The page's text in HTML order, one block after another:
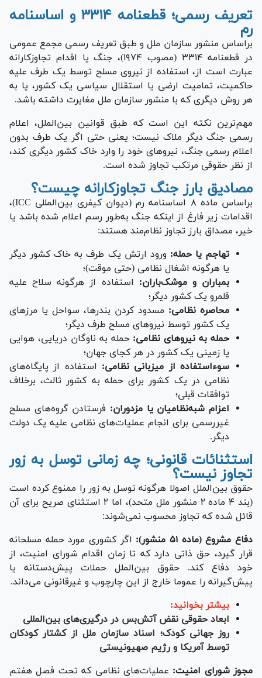
تعریف رسمی؛ قطعنامه ۳۳۱۴ و اساسنامه
رم
براساس منشور سازمان ملل و طبق تعریف رسمی مجمع عمومی
در قطعنامه ۳۳۱۴ (مصوب ۱۹۷۴)، جنگ یا اقدام تجاوزکارانه
عبارت است از، استفاده از نیروی مسلح توسط یک طرف علیه
حاکمیت، تمامیت ارضی یا استقلال سیاسی یک کشور، یا به
هر روش دیگری که با منشور سازمان ملل مغایرت داشته باشد.
مهم‌ترین نکته این است که طبق قوانین بین‌الملل، اعلام
رسمی جنگ دیگر ملاک نیست؛ یعنی حتی اگر یک طرف بدون
اعلام رسمی جنگ، نیرو‌های خود را وارد خاک کشور دیگری کند،
از نظر حقوقی مرتکب تجاوز شده است.
مصادیق بارز جنگ تجاوزکارانه چیست؟
براساس ماده ۸ اساسنامه رم (دیوان کیفری بین‌المللی ICC)،
اقدامات زیر فارغ از اینکه جنگ به‌طور رسم اعلام شده باشد یا
خیر، مصداق بارز تجاوز نظام‌مند هستند:
تهاجم یا حمله: ورود ارتش یک طرف به خاک کشور دیگر
یا هرگونه اشغال نظامی (حتی موقت)؛
بمباران و موشک‌باران: استفاده از هرگونه سلاح علیه
قلمرو یک کشور دیگر؛
محاصره نظامی: مسدود کردن بندرها، سواحل یا مرز‌های
یک کشور توسط نیرو‌های مسلح طرف دیگر؛
حمله به نیرو‌های نظامی: حمله به ناوگان دریایی، هوایی
یا زمینی یک کشور در هر کجای جهان؛
سوءاستفاده از میزبانی نظامی: استفاده از پایگاه‌های
نظامی در یک کشور برای حمله به کشور ثالث، برخلاف
توافقات قبلی؛
اعزام شبه‌نظامیان یا مزدوران: فرستادن گروه‌های مسلح
غیررسمی برای انجام عملیات‌های نظامی علیه یک دولت
دیگر.
استثنائات قانونی؛ چه زمانی توسل به زور
تجاوز نیست؟
حقوق بین‌الملل اصولا هرگونه توسل به زور را ممنوع کرده است
(بند ۴ ماده ۲ منشور ملل متحد)، اما ۲ استثنای صریح برای آن
قائل شده که تجاوز محسوب نمی‌شوند:
دفاع مشروع (ماده ۵۱ منشور):
اگر کشوری مورد حمله مسلحانه
قرار گیرد، حق ذاتی دارد که تا زمان اقدام شورای امنیت، از
خود دفاع کند. حقوق بین‌الملل حملات پیش‌دستانه یا
پیش‌گیرانه را عموما خارج از این چارچوب و غیرقانونی می‌داند.
بیشتر بخوانید:
ابعاد حقوقی نقض آتش‌بس در درگیری‌های بین‌المللی
روز جهانی کودک؛ اسناد سازمان ملل از کشتار کودکان
توسط آمریکا و رژیم صهیونیستی
مجوز شورای امنیت: عملیات‌های نظامی که تحت فصل هفتم